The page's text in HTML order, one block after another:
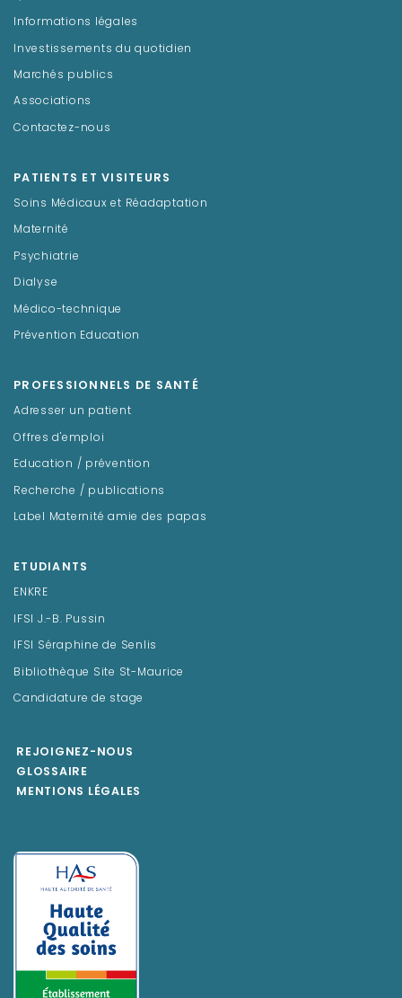
Informations légales
Investissements du quotidien
Marchés publics
Associations
Contactez-nous
PATIENTS ET VISITEURS
Soins Médicaux et Réadaptation
Maternité
Psychiatrie
Dialyse
Médico-technique
Prévention Education
PROFESSIONNELS DE SANTÉ
Adresser un patient
Offres d'emploi
Education / prévention
Recherche / publications
Label Maternité amie des papas
ETUDIANTS
ENKRE
IFSI J.-B. Pussin
IFSI Séraphine de Senlis
Bibliothèque Site St-Maurice
Candidature de stage
REJOIGNEZ-NOUS
GLOSSAIRE
MENTIONS LÉGALES